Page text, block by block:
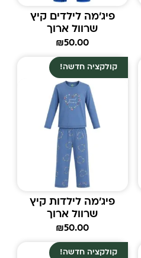
פיג'מה לילדים קיץ
שרוול ארוך
₪50.00
קולקציה חדשה!
פיג'מה לילדות קיץ
שרוול ארוך
₪50.00
קולקציה חדשה!